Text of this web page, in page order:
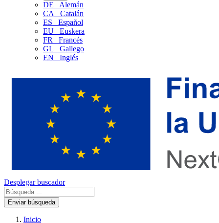
DE
Alemán
CA
Catalán
ES
Español
EU
Euskera
FR
Francés
GL
Gallego
EN
Inglés
Desplegar buscador
Enviar búsqueda
Inicio